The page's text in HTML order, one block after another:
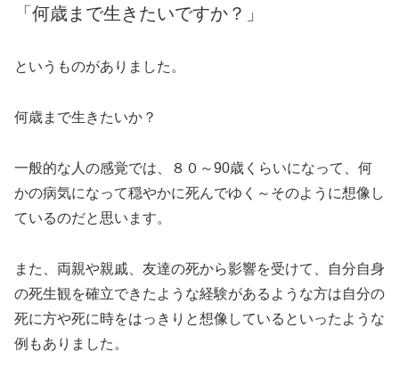
「何歳まで生きたいですか？」
というものがありました。
何歳まで生きたいか？
一般的な人の感覚では、８０～90歳くらいになって、何
かの病気になって穏やかに死んでゆく～そのように想像し
ているのだと思います。
また、両親や親戚、友達の死から影響を受けて、自分自身
の死生観を確立できたような経験があるような方は自分の
死に方や死に時をはっきりと想像しているといったような
例もありました。